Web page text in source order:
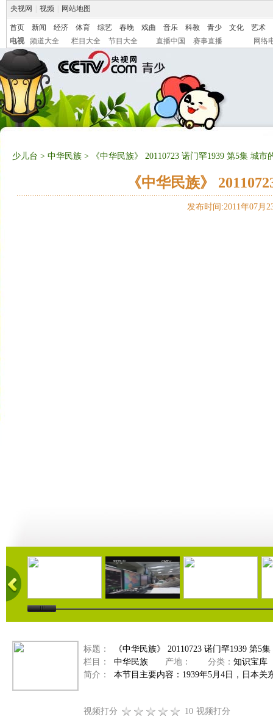
央视网 视频 网站地图
首页 新闻 经济 体育 综艺 春晚 戏曲 音乐 科教 青少 文化
艺术
电视
频道大全 栏目大全 节目大全 直播中国 赛事直播 网络
少儿台 > 中华民族 > 《中华民族》 20110723 诺门罕1939 第5集 城市
《中华民族》
发布时间:2011年07月
19:37 19:57 19:56
标题：
《中华民族》 20110723 诺门罕1939 第5
栏目：
中华民族 产地： 分类： 知识宝库
简介：
本节目主要内容：1939年5月4日，日本
视频打分 10 视频打分